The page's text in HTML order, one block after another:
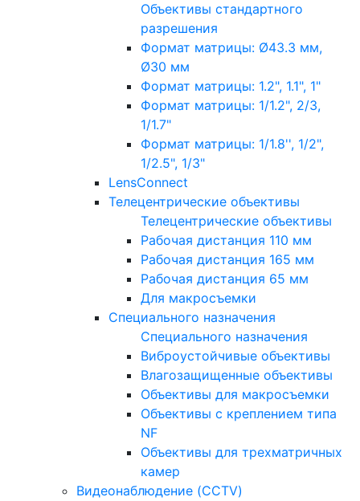
Объективы стандартного
разрешения
Формат матрицы: Ø43.3 мм,
Ø30 мм
Формат матрицы: 1.2", 1.1", 1"
Формат матрицы: 1/1.2", 2/3,
1/1.7"
Формат матрицы: 1/1.8'', 1/2",
1/2.5", 1/3"
LensConnect
Телецентрические объективы
Телецентрические объективы
Рабочая дистанция 110 мм
Рабочая дистанция 165 мм
Рабочая дистанция 65 мм
Для макросъемки
Специального назначения
Специального назначения
Виброустойчивые объективы
Влагозащищенные объективы
Объективы для макросъемки
Объективы с креплением типа
NF
Объективы для трехматричных
камер
Видеонаблюдение (CCTV)